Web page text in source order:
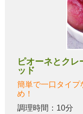
ピオーネとクレ
ッド
簡単で一口タイプ
め！
調理時間：10分